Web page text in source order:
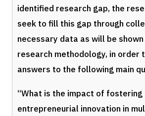
identified research gap, the
seek to fill this gap through
necessary data as will be
research methodology, in order
answers to the following main
“What is the impact of fostering
entrepreneurial innovation in